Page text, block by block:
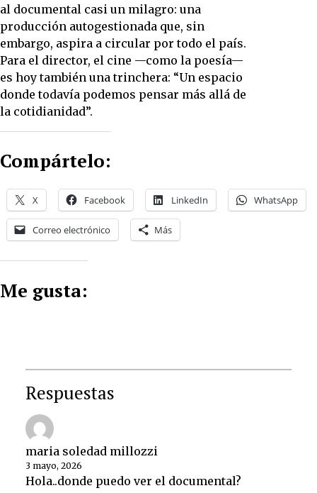
al documental casi un milagro: una
producción autogestionada que, sin
embargo, aspira a circular por todo el país.
Para el director, el cine —como la poesía—
es hoy también una trinchera: “Un espacio
donde todavía podemos pensar más allá de
la cotidianidad”.
Compártelo:
X Facebook LinkedIn WhatsApp
Correo electrónico Más
Me gusta:
Respuestas
maria soledad millozzi
3 mayo, 2026
Hola..donde puedo ver el documental?